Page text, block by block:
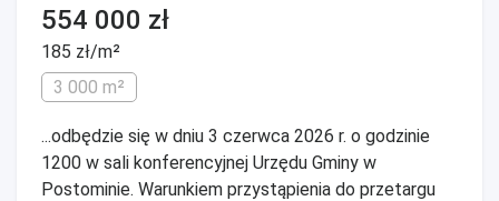
554 000 zł
185 zł/m²
3 000 m²
...odbędzie się w dniu 3 czerwca 2026 r. o godzinie
1200 w sali konferencyjnej Urzędu Gminy w
Postominie. Warunkiem przystąpienia do przetargu